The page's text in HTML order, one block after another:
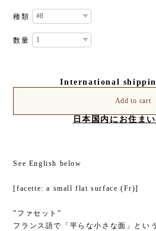
種類
数量
International
Add to cart
日本国内にお住ま
See English below
[facette: a small flat surface (Fr)]
”ファセット”
フランス語で「平らな小さな面」とい